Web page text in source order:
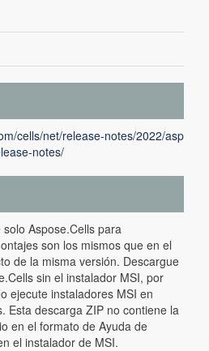
cells/net/release-notes/2022/asp
notes/
Aspose.Cells para
son los mismos que en el
de la misma versión. Descargue
sin el instalador MSI, por
ejecute instaladores MSI en
Esta descarga ZIP no contiene la
en el formato de Ayuda de
el instalador de MSI.